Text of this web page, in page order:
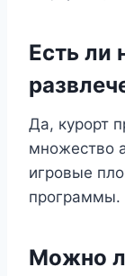
Есть ли
Да, курорт
множество
игровые
программы.
Можно